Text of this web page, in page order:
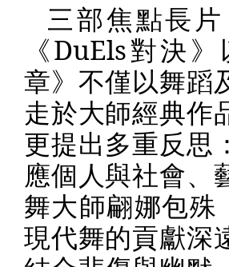
三部焦點長
《DuEls對決》
章》不僅以舞蹈
走於大師經典作
更提出多重反思
應個人與社會、
舞大師翩娜包殊
現代舞的貢獻深